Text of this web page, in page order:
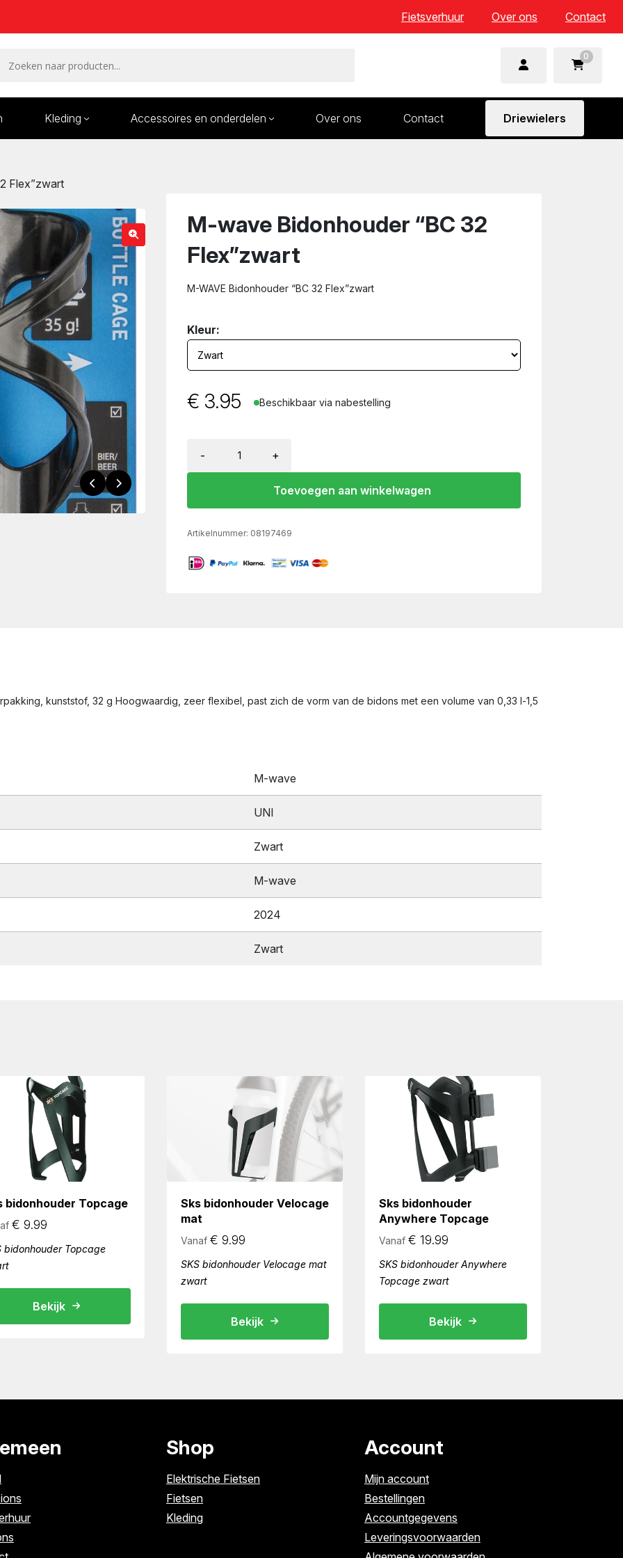
Fietsverhuur Over ons Contact
0
Kleding Accessoires en onderdelen
Sturen
Over ons Contact Driewielers
Flex”zwart
M-wave Bidonhouder “BC 32
Flex”zwart
M-WAVE Bidonhouder “BC 32 Flex”zwart
Kleur:
€ 3.95 Beschikbaar via nabestelling
- +
Toevoegen aan winkelwagen
Artikelnummer: 08197469
kunststof, 32 g Hoogwaardig, zeer flexibel, past zich de vorm van de bidons met een volume van 0,33 l-1,5
M-wave
UNI
Zwart
M-wave
2024
Zwart
bidonhouder Topcage
€ 9.99
bidonhouder Topcage
Bekijk
Sks bidonhouder Velocage
mat
Vanaf € 9.99
SKS bidonhouder Velocage mat
zwart
Bekijk
Sks bidonhouder
Anywhere Topcage
Vanaf € 19.99
SKS bidonhouder Anywhere
Topcage zwart
Bekijk
Shop
Elektrische Fietsen
Fietsen
Kleding
Account
Mijn account
Bestellingen
Accountgegevens
Leveringsvoorwaarden